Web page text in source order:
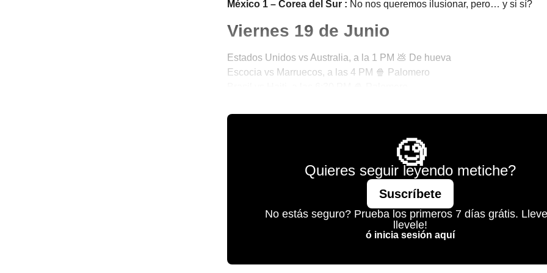
México 1 – Corea del Sur : No nos queremos ilusionar, pero… y si sí?
Viernes 19 de Junio
Estados Unidos vs Australia, a la 1 PM 💩 De hueva
Escocia vs Marruecos, a las 4 PM 🍿 Palomero
🧐
Quieres seguir leyendo metiche?
Suscríbete
No estás seguro? Prueba los primeros 7 días grátis.
llevele!
ó inicia sesión aquí